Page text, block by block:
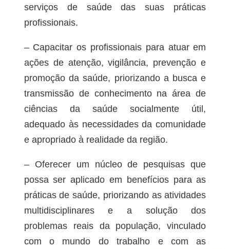
serviços de saúde das suas práticas
profissionais.
– Capacitar os profissionais para atuar em
ações de atenção, vigilância, prevenção e
promoção da saúde, priorizando a busca e
transmissão de conhecimento na área de
ciências da saúde socialmente útil,
adequado às necessidades da comunidade
e apropriado à realidade da região.
– Oferecer um núcleo de pesquisas que
possa ser aplicado em benefícios para as
práticas de saúde, priorizando as atividades
multidisciplinares e a solução dos
problemas reais da população, vinculado
com o mundo do trabalho e com as